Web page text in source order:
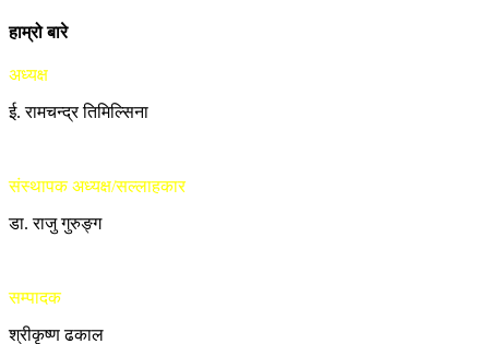
हाम्रो बारे
अध्यक्ष
ई. रामचन्द्र तिमिल्सिना
संस्थापक अध्यक्ष/सल्लाहकार
डा. राजु गुरुङ्ग
सम्पादक
श्रीकृष्ण ढकाल